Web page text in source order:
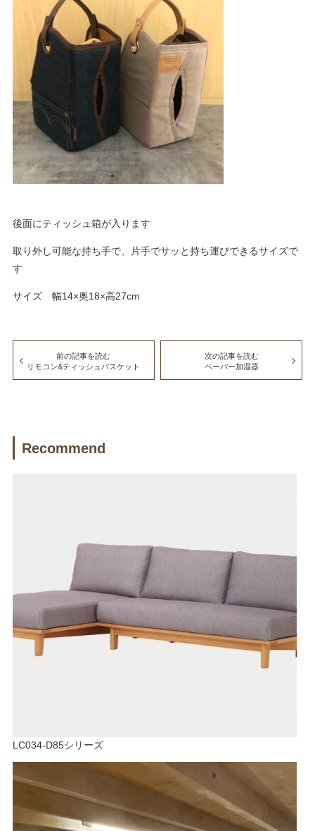
後面にティッシュ箱が入ります
取り外し可能な持ち手で、片手でサッと持ち運びできるサイズで
す
サイズ 幅14×奥18×高27cm
前の記事を読む
リモコン&ティッシュバスケット
次の記事を読む
ペーパー加湿器
Recommend
LC034-D85シリーズ